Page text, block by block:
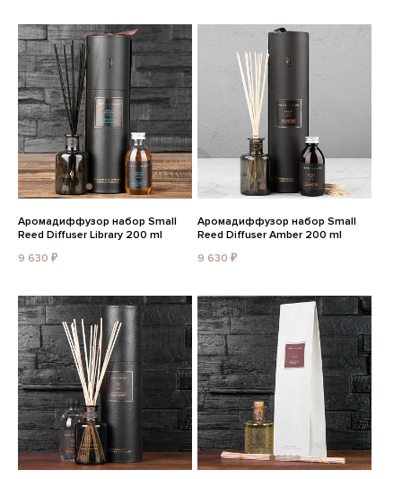
Аромадиффузор набор Small
Reed Diffuser Library 200 ml
9 630 ₽
Аромадиффузор набор Small
Reed Diffuser Amber 200 ml
9 630 ₽